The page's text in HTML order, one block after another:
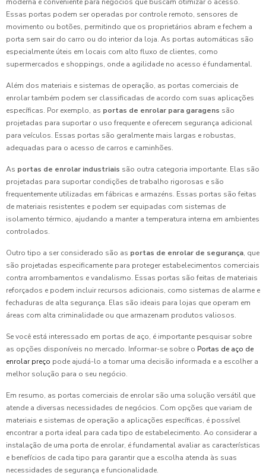
moderna e conveniente para negócios que buscam otimizar o acesso.
Essas portas podem ser operadas por controle remoto, sensores de
movimento ou botões, permitindo que os proprietários abram e fechem a
porta sem sair do carro ou do interior da loja. As portas automáticas são
especialmente úteis em locais com alto fluxo de clientes, como
supermercados e shoppings, onde a agilidade no acesso é fundamental.
Além dos materiais e sistemas de operação, as portas comerciais de
enrolar também podem ser classificadas de acordo com suas aplicações
específicas. Por exemplo, as portas de enrolar para garagens são
projetadas para suportar o uso frequente e oferecem segurança adicional
para veículos. Essas portas são geralmente mais largas e robustas,
adequadas para o acesso de carros e caminhões.
As portas de enrolar industriais são outra categoria importante. Elas são
projetadas para suportar condições de trabalho rigorosas e são
frequentemente utilizadas em fábricas e armazéns. Essas portas são feitas
de materiais resistentes e podem ser equipadas com sistemas de
isolamento térmico, ajudando a manter a temperatura interna em ambientes
controlados.
Outro tipo a ser considerado são as portas de enrolar de segurança, que
são projetadas especificamente para proteger estabelecimentos comerciais
contra arrombamentos e vandalismo. Essas portas são feitas de materiais
reforçados e podem incluir recursos adicionais, como sistemas de alarme e
fechaduras de alta segurança. Elas são ideais para lojas que operam em
áreas com alta criminalidade ou que armazenam produtos valiosos.
Se você está interessado em portas de aço, é importante pesquisar sobre
as opções disponíveis no mercado. Informar-se sobre o Portas de aço de
enrolar preço pode ajudá-lo a tomar uma decisão informada e a escolher a
melhor solução para o seu negócio.
Em resumo, as portas comerciais de enrolar são uma solução versátil que
atende a diversas necessidades de negócios. Com opções que variam de
materiais e sistemas de operação a aplicações específicas, é possível
encontrar a porta ideal para cada tipo de estabelecimento. Ao considerar a
instalação de uma porta de enrolar, é fundamental avaliar as características
e benefícios de cada tipo para garantir que a escolha atenda às suas
necessidades de segurança e funcionalidade.